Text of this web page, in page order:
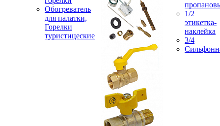
Обогреватель
для палатки,
Горелки
туристицеские
1/2
этикетка-
наклейка
3/4